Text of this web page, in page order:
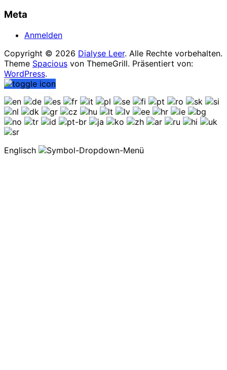
Meta
Anmelden
Copyright © 2026 Dialyse Leer. Alle Rechte vorbehalten.
Theme Spacious von ThemeGrill. Präsentiert von:
WordPress.
Englisch